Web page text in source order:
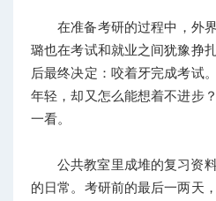
在准备考研的过程中，外
璐也在考试和就业之间犹豫挣
后最终决定：咬着牙完成考试
年轻，却又怎么能想着不进步
一看。
公共教室里成堆的复习资
的日常。考研前的最后一两天